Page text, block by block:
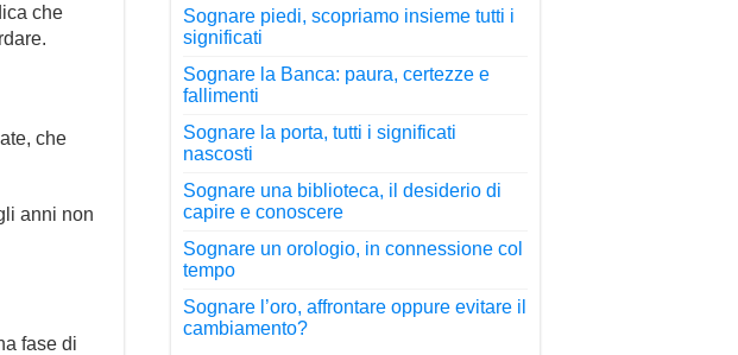
che
che
anni non
fase di
Sognare piedi, scopriamo insieme tutti i
significati
Sognare la Banca: paura, certezze e
fallimenti
Sognare la porta, tutti i significati
nascosti
Sognare una biblioteca, il desiderio di
capire e conoscere
Sognare un orologio, in connessione col
tempo
Sognare l’oro, affrontare oppure evitare il
cambiamento?